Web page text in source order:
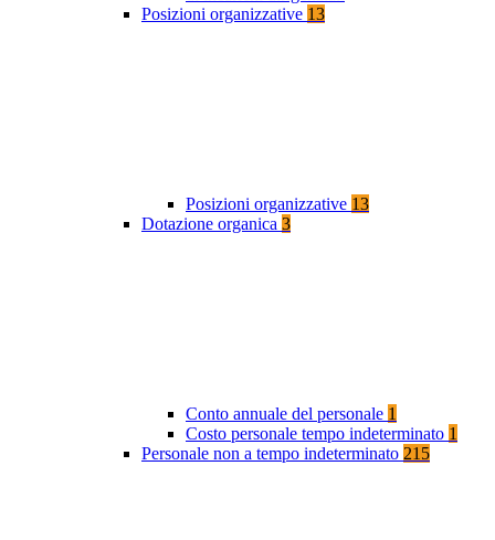
Posizioni organizzative 13
Posizioni organizzative 13
Dotazione organica 3
Conto annuale del personale 1
Costo personale tempo indeterminato 1
Personale non a tempo indeterminato 215